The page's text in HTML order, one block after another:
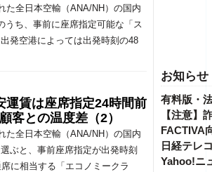
お知らせ
有料版・
【注意】
FACTIVA
日経テレ
Yahoo!ニ
全日本空輸（ANA/NH）の国内
うち、事前に座席指定可能な「ス
発空港によっては出発時刻の48
運賃は座席指定24時間前
との温度差（2）
全日本空輸（ANA/NH）の国内
ぶと、事前座席指定が出発時刻
に相当する「エコノミークラ